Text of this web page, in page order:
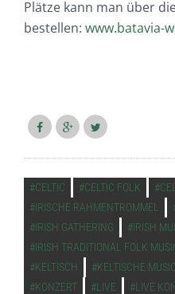
Plätze kann man über
bestellen: www.batavia-
VERSCHLAGWORTET
CELTIC CELTIC FOLK
IRISCHE RAHMENTROMMEL
IRISH GATHERING
IRISH
IRISH TRADITIONAL FOLK
KELTISCH
KELTISCHE MUSIC
KONZERT
LIVE LIVE